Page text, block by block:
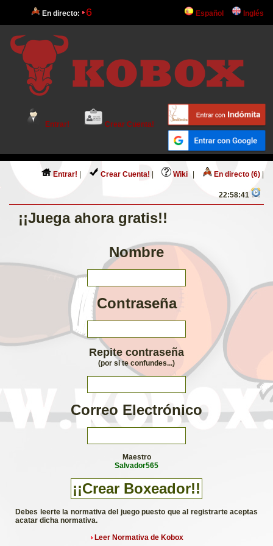
En directo: 6 Español Inglés
Entrar! Crear Cuenta!
Entrar! Crear Cuenta! Wiki En directo (6)
22:58:41
¡¡Juega ahora gratis!!
Nombre
Contraseña
Repite contraseña
(por si te confundes...)
Correo Electrónico
Maestro
Salvador565
Debes leerte la normativa del juego puesto que al registrarte aceptas
acatar dicha normativa.
Leer Normativa de Kobox